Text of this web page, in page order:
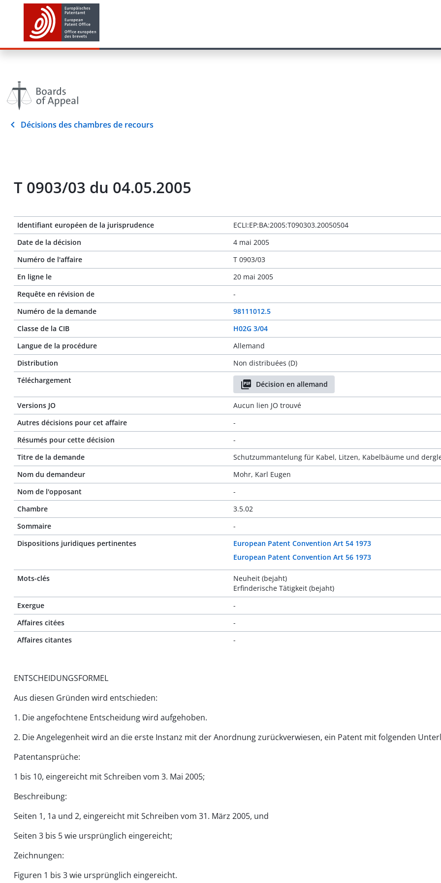
Décisions des chambres de recours
T 0903/03 du 04.05.2005
Identifiant européen de la jurisprudence
ECLI:EP:BA:2005:T090303.20050504
Date de la décision
4 mai 2005
Numéro de l'affaire
T 0903/03
En ligne le
20 mai 2005
Requête en révision de
-
Numéro de la demande
98111012.5
Classe de la CIB
H02G 3/04
Langue de la procédure
Allemand
Distribution
Non distribuées (D)
Téléchargement
Décision en allemand
Versions JO
Aucun lien JO trouvé
Autres décisions pour cet affaire
-
Résumés pour cette décision
-
Titre de la demande
Schutzummantelung für Kabel, Litzen, Kabelbäume und
Nom du demandeur
Mohr, Karl Eugen
Nom de l'opposant
-
Chambre
3.5.02
Sommaire
-
Dispositions juridiques pertinentes
European Patent Convention Art 54 1973
European Patent Convention Art 56 1973
Mots-clés
Neuheit (bejaht)
Erfinderische Tätigkeit (bejaht)
Exergue
-
Affaires citées
-
Affaires citantes
-
ENTSCHEIDUNGSFORMEL
Aus diesen Gründen wird entschieden:
1. Die angefochtene Entscheidung wird aufgehoben.
2. Die Angelegenheit wird an die erste Instanz mit der Anordnung zurückverwiesen, ein Patent mit folgenden
Patentansprüche:
1 bis 10, eingereicht mit Schreiben vom 3. Mai 2005;
Beschreibung:
Seiten 1, 1a und 2, eingereicht mit Schreiben vom 31. März 2005, und
Seiten 3 bis 5 wie ursprünglich eingereicht;
Zeichnungen:
Figuren 1 bis 3 wie ursprünglich eingereicht.